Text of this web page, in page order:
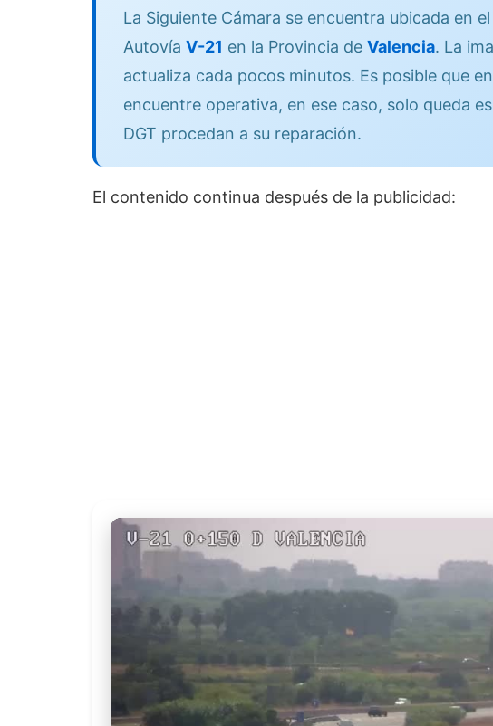
La Siguiente Cámara se encuentra ubicada en el
Autovía V-21 en la Provincia de Valencia. La
actualiza cada pocos minutos. Es posible que
encuentre operativa, en ese caso, solo queda
DGT procedan a su reparación.
El contenido continua después de la publicidad: